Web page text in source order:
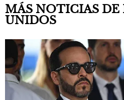
MÁS NOTICIAS DE
UNIDOS